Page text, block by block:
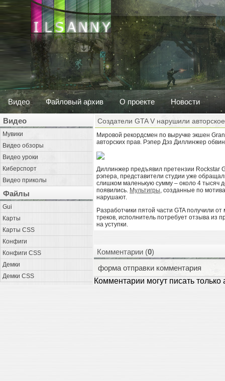
Видео Файловый архив О проекте Новости
Видео
Мувики
Видео обзоры
Видео уроки
Киберспорт
Видео приколы
Файлы
Gui
Карты
Карты CSS
Конфиги
Конфиги CSS
Демки
Демки CSS
Создатели GTA V нарушили
Мировой рекордсмен по выручке экшен
авторских прав. Рэпер Дэз Диллинжер
Диллинжер предъявил претензии Rockstar
рэпера, представители студии уже
слишком маленькую сумму – около 4 тысяч
появились. Мультигры, созданные по
нарушают.
Разработчики пятой части GTA получили
треков, исполнитель потребует отзыва из
на уступки.
Комментарии (0)
форма отправки комментария
Комментарии могут писать